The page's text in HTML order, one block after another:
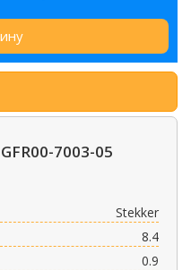
7003-05
Stekker
8.4
0.9